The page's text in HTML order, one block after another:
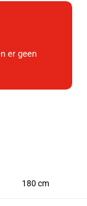
er geen
180 cm